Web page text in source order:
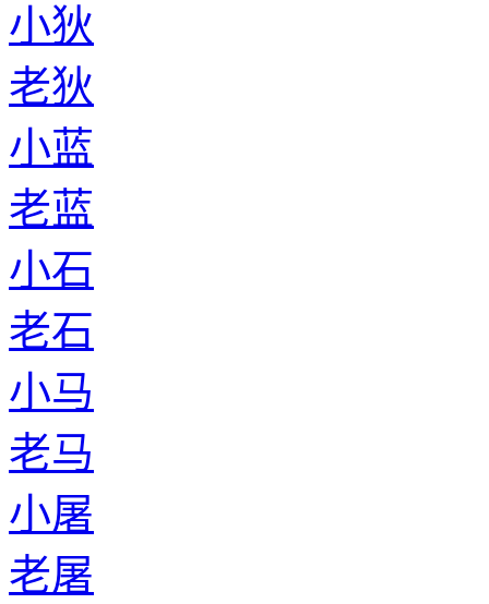
小狄
老狄
小蓝
老蓝
小石
老石
小马
老马
小屠
老屠